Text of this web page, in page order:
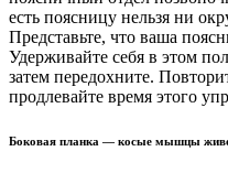
есть поясницу нельзя ни
Представьте, что ваша
Удерживайте себя в этом
затем передохните.
продлевайте время этого
Боковая планка — косые мышцы